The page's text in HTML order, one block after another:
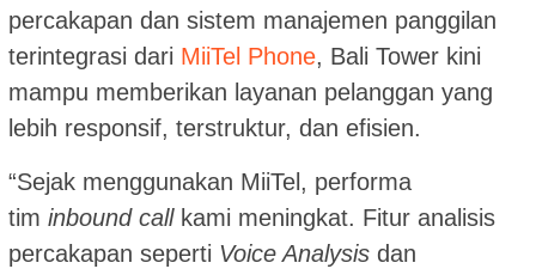
percakapan dan sistem manajemen panggilan
terintegrasi dari MiiTel Phone, Bali Tower kini
mampu memberikan layanan pelanggan yang
lebih responsif, terstruktur, dan efisien.
“Sejak menggunakan MiiTel, performa
tim inbound call kami meningkat. Fitur analisis
percakapan seperti Voice Analysis dan